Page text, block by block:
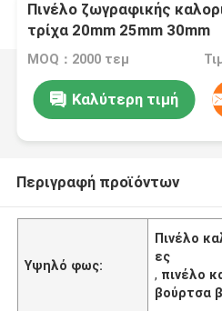
Πινέλο ζωγραφικής
τρίχα 20mm 25mm 30mm
MOQ：2000 τεμ
Καλύτερη τιμή
Περιγραφή προϊόντων
Υψηλό φως:
Πινέλο
ες
, πινέλο
βούρτσα